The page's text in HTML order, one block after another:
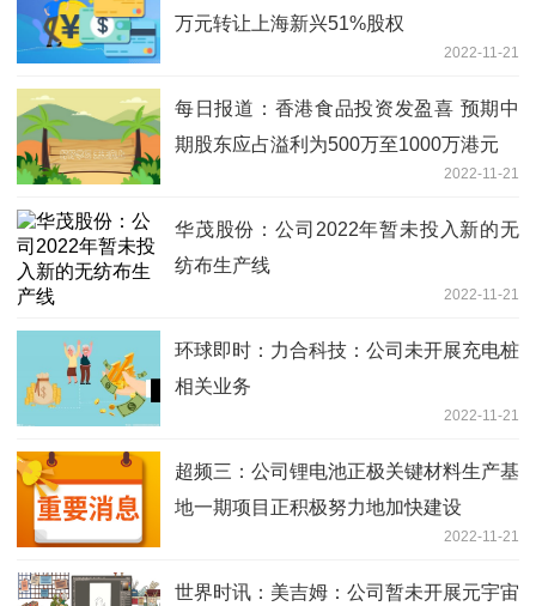
万元转让上海新兴51%股权
2022-11-21
每日报道：香港食品投资发盈喜 预期中
期股东应占溢利为500万至1000万港元
2022-11-21
华茂股份：公司2022年暂未投入新的无
纺布生产线
2022-11-21
环球即时：力合科技：公司未开展充电桩
相关业务
2022-11-21
超频三：公司锂电池正极关键材料生产基
地一期项目正积极努力地加快建设
2022-11-21
世界时讯：美吉姆：公司暂未开展元宇宙